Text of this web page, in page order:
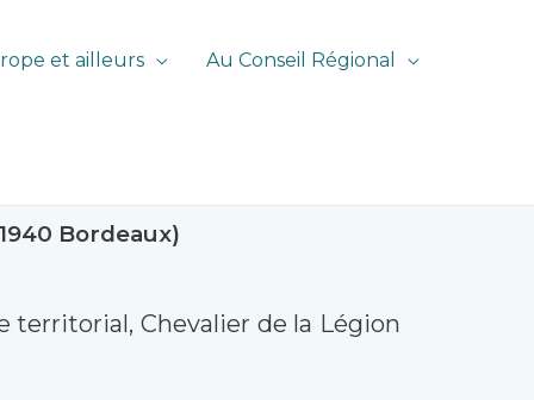
et ailleurs Au Conseil Régional
Bordeaux)
territorial, Chevalier de la Légion